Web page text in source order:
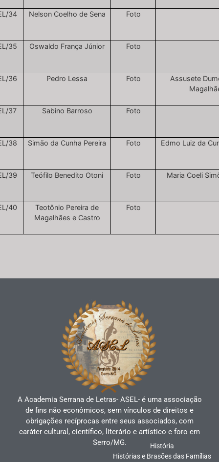
34 Nelson Coelho de Sena Foto
35 Oswaldo França Júnior Foto
36 Pedro Lessa Foto
Assusete
37 Sabino Barroso Foto
38 Simão da Cunha Pereira Foto Edmo Luiz da
39 Teófilo Benedito Otoni Foto Maria Coeli
40
Teotônio Pereira de
Magalhães e Castro
Foto
A Academia Serrana de Letras- ASEL- é uma associação
de fins não econômicos, sem vínculos de direitos e
obrigações recíprocas entre seus associados, com
caráter cultural, científico, literário e artístico e foro em
Serro/MG.
História
Histórias e Brasões das Famílias